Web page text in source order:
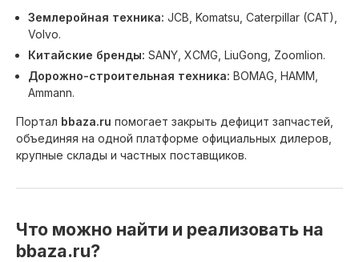
Землеройная техника: JCB, Komatsu, Caterpillar (CAT),
Volvo.
Китайские бренды: SANY, XCMG, LiuGong, Zoomlion.
Дорожно-строительная техника: BOMAG, HAMM,
Ammann.
Портал bbaza.ru помогает закрыть дефицит запчастей,
объединяя на одной платформе официальных дилеров,
крупные склады и частных поставщиков.
Что можно найти и реализовать на
bbaza.ru?